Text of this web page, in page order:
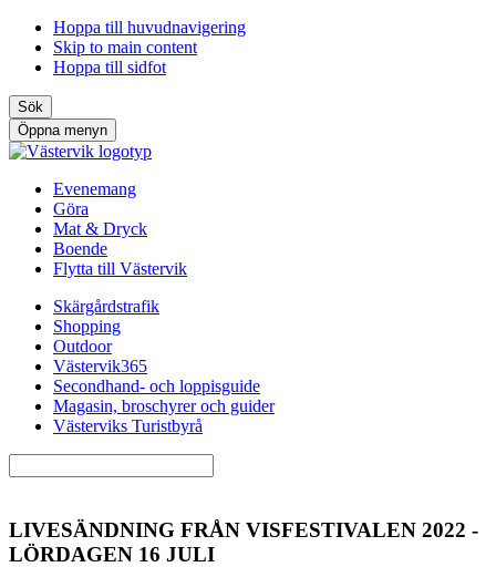
Hoppa till huvudnavigering
Skip to main content
Hoppa till sidfot
Sök
Öppna menyn
Evenemang
Göra
Mat & Dryck
Boende
Flytta till Västervik
Skärgårdstrafik
Shopping
Outdoor
Västervik365
Secondhand- och loppisguide
Magasin, broschyrer och guider
Västerviks Turistbyrå
LIVESÄNDNING FRÅN VISFESTIVALEN 2022 -
LÖRDAGEN 16 JULI